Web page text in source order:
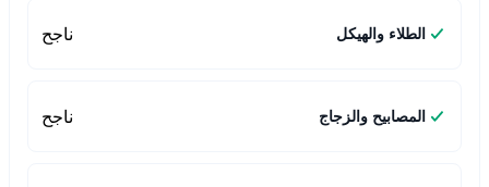
الطلاء والهيكل ناجح
المصابيح والزجاج ناجح